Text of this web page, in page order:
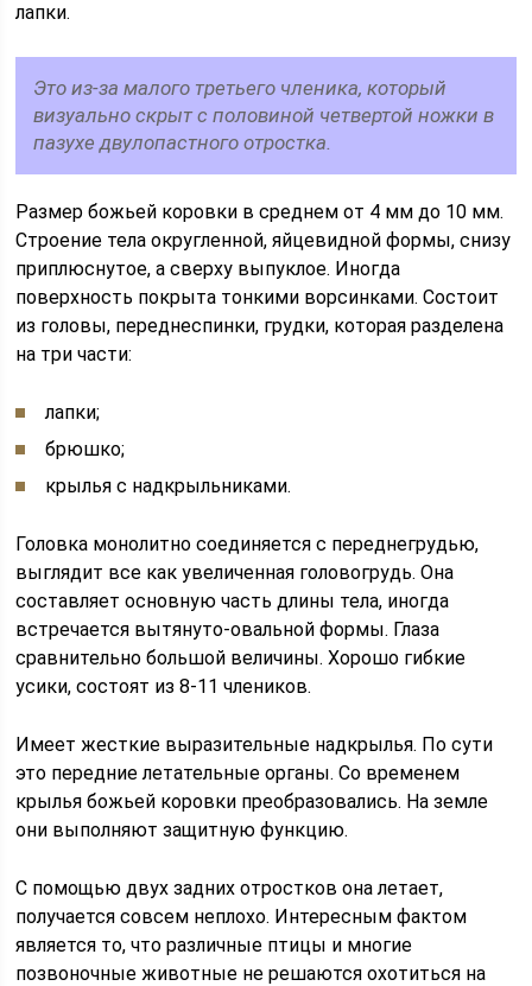
лапки.
Это из-за малого третьего членика, который
визуально скрыт с половиной четвертой ножки в
пазухе двулопастного отростка.
Размер божьей коровки в среднем от 4 мм до 10 мм.
Строение тела округленной, яйцевидной формы, снизу
приплюснутое, а сверху выпуклое. Иногда
поверхность покрыта тонкими ворсинками. Состоит
из головы, переднеспинки, грудки, которая разделена
на три части:
лапки;
брюшко;
крылья с надкрыльниками.
Головка монолитно соединяется с переднегрудью,
выглядит все как увеличенная головогрудь. Она
составляет основную часть длины тела, иногда
встречается вытянуто-овальной формы. Глаза
сравнительно большой величины. Хорошо гибкие
усики, состоят из 8-11 члеников.
Имеет жесткие выразительные надкрылья. По сути
это передние летательные органы. Со временем
крылья божьей коровки преобразовались. На земле
они выполняют защитную функцию.
С помощью двух задних отростков она летает,
получается совсем неплохо. Интересным фактом
является то, что различные птицы и многие
позвоночные животные не решаются охотиться на